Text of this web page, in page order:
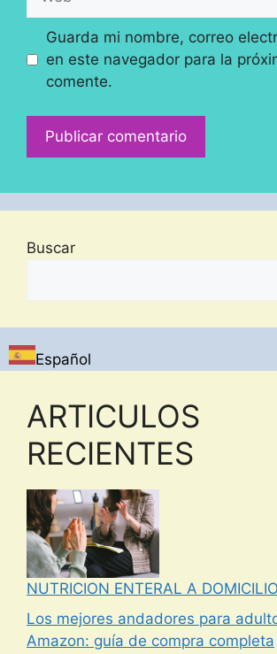
Guarda mi nombre, correo
en este navegador para la
comente.
Buscar
Español
ARTICULOS
RECIENTES
NUTRICION ENTERAL A
Los mejores andadores para
Amazon: guía de compra completa